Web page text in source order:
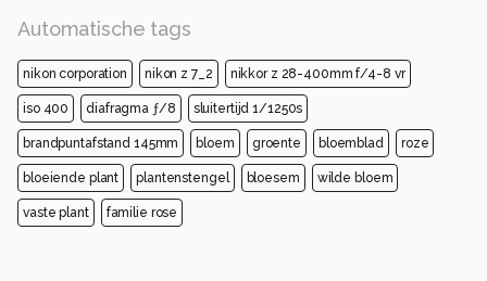
Automatische tags
nikon corporation nikon z 7_2 nikkor z 28-400mm f/4-8 vr
iso 400 diafragma ƒ/8 sluitertijd 1/1250s
brandpuntafstand 145mm bloem groente bloemblad roze
bloeiende plant plantenstengel bloesem wilde bloem
vaste plant familie rose